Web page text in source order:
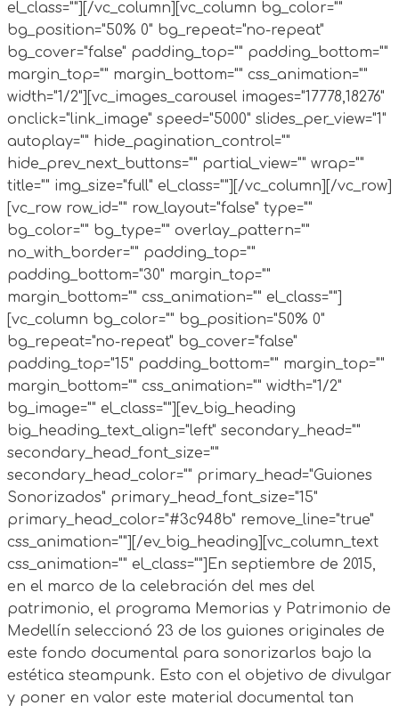
el_class=""][/vc_column][vc_column bg_color=""
bg_position="50% 0" bg_repeat="no-repeat"
bg_cover="false" padding_top="" padding_bottom=""
margin_top="" margin_bottom="" css_animation=""
width="1/2"][vc_images_carousel images="17778,18276"
onclick="link_image" speed="5000" slides_per_view="1"
autoplay="" hide_pagination_control=""
hide_prev_next_buttons="" partial_view="" wrap=""
title="" img_size="full" el_class=""][/vc_column][/vc_row]
[vc_row row_id="" row_layout="false" type=""
bg_color="" bg_type="" overlay_pattern=""
no_with_border="" padding_top=""
padding_bottom="30" margin_top=""
margin_bottom="" css_animation="" el_class=""]
[vc_column bg_color="" bg_position="50% 0"
bg_repeat="no-repeat" bg_cover="false"
padding_top="15" padding_bottom="" margin_top=""
margin_bottom="" css_animation="" width="1/2"
bg_image="" el_class=""][ev_big_heading
big_heading_text_align="left" secondary_head=""
secondary_head_font_size=""
secondary_head_color="" primary_head="Guiones
Sonorizados" primary_head_font_size="15"
primary_head_color="#3c948b" remove_line="true"
css_animation=""][/ev_big_heading][vc_column_text
css_animation="" el_class=""]En septiembre de 2015,
en el marco de la celebración del mes del
patrimonio, el programa Memorias y Patrimonio de
Medellín seleccionó 23 de los guiones originales de
este fondo documental para sonorizarlos bajo la
estética steampunk. Esto con el objetivo de divulgar
y poner en valor este material documental tan